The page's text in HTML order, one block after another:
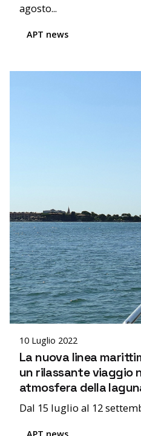
agosto...
APT news
Posted by
editor
10 Luglio 2022
La nuova linea
un rilassante viaggio
atmosfera della
Dal 15 luglio al 12